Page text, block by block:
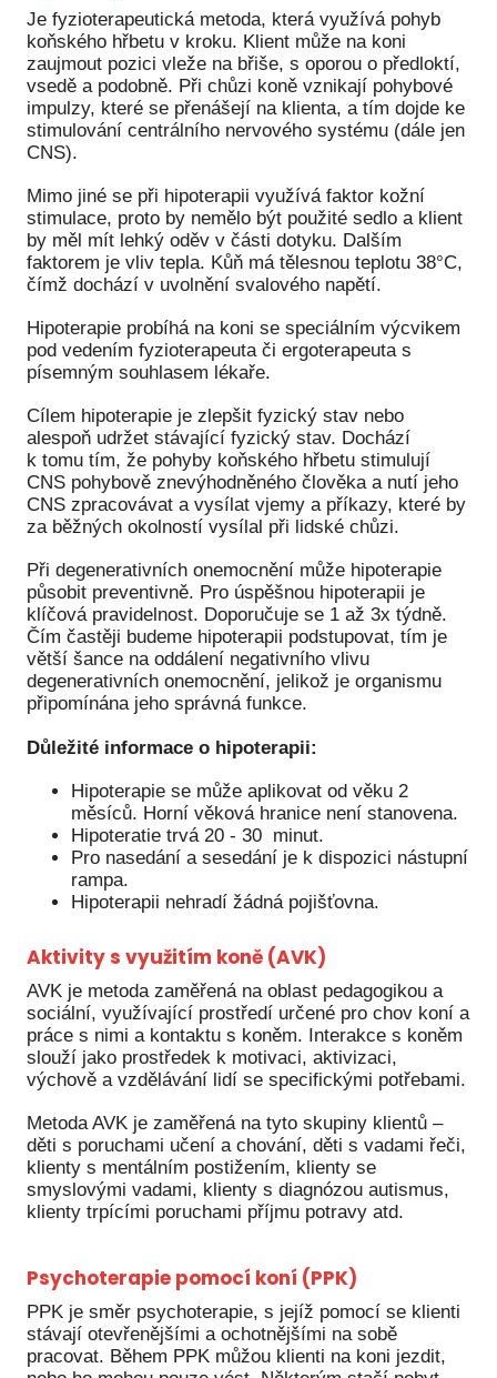
Je fyzioterapeutická metoda, která využívá pohyb
koňského hřbetu v kroku. Klient může na koni
zaujmout pozici vleže na břiše, s oporou o předloktí,
vsedě a podobně. Při chůzi koně vznikají pohybové
impulzy, které se přenášejí na klienta, a tím dojde ke
stimulování centrálního nervového systému (dále jen
CNS).
Mimo jiné se při hipoterapii využívá faktor kožní
stimulace, proto by nemělo být použité sedlo a klient
by měl mít lehký oděv v části dotyku. Dalším
faktorem je vliv tepla. Kůň má tělesnou teplotu 38°C,
čímž dochází v uvolnění svalového napětí.
Hipoterapie probíhá na koni se speciálním výcvikem
pod vedením fyzioterapeuta či ergoterapeuta s
písemným souhlasem lékaře.
Cílem hipoterapie je zlepšit fyzický stav nebo
alespoň udržet stávající fyzický stav. Dochází
k tomu tím, že pohyby koňského hřbetu stimulují
CNS pohybově znevýhodněného člověka a nutí jeho
CNS zpracovávat a vysílat vjemy a příkazy, které by
za běžných okolností vysílal při lidské chůzi.
Při degenerativních onemocnění může hipoterapie
působit preventivně. Pro úspěšnou hipoterapii je
klíčová pravidelnost. Doporučuje se 1 až 3x týdně.
Čím častěji budeme hipoterapii podstupovat, tím je
větší šance na oddálení negativního vlivu
degenerativních onemocnění, jelikož je organismu
připomínána jeho správná funkce.
Důležité informace o hipoterapii:
Hipoterapie se může aplikovat od věku 2
měsíců. Horní věková hranice není stanovena.
Hipoteratie trvá 20 - 30 minut.
Pro nasedání a sesedání je k dispozici nástupní
rampa.
Hipoterapii nehradí žádná pojišťovna.
Aktivity s využitím koně (AVK)
AVK je metoda zaměřená na oblast pedagogikou a
sociální, využívající prostředí určené pro chov koní a
práce s nimi a kontaktu s koněm. Interakce s koněm
slouží jako prostředek k motivaci, aktivizaci,
výchově a vzdělávání lidí se specifickými potřebami.
Metoda AVK je zaměřená na tyto skupiny klientů –
děti s poruchami učení a chování, děti s vadami řeči,
klienty s mentálním postižením, klienty se
smyslovými vadami, klienty s diagnózou autismus,
klienty trpícími poruchami příjmu potravy atd.
Psychoterapie pomocí koní (PPK)
PPK je směr psychoterapie, s jejíž pomocí se klienti
stávají otevřenějšími a ochotnějšími na sobě
pracovat. Během PPK můžou klienti na koni jezdit,